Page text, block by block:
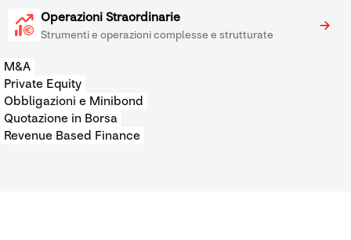
Operazioni Straordinarie
Strumenti e operazioni complesse e strutturate
M&A
Private Equity
Obbligazioni e Minibond
Quotazione in Borsa
Revenue Based Finance